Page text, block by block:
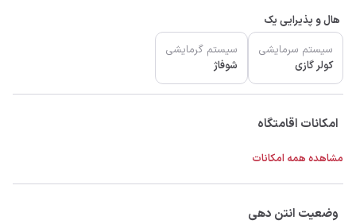
هال و پذیرایی یک
سیستم سرمایشی
کولر گازی
سیستم گرمایشی
شوفاژ
امکانات اقامتگاه
مشاهده همه امکانات
وضعیت انتن دهی